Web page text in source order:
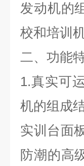
发动机的
校和培训
二、功能
1.真实可
机的组成
实训台面
防潮的高